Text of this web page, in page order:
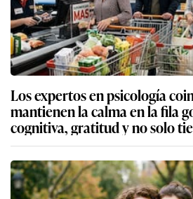
Los expertos en psicología
mantienen la calma en la fila
cognitiva, gratitud y no solo